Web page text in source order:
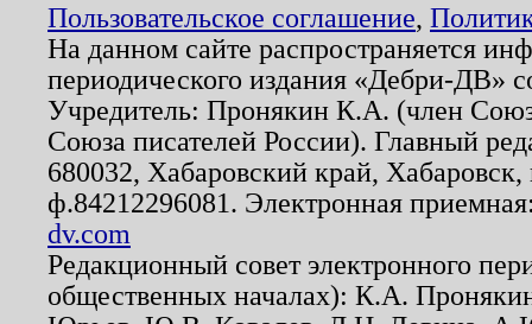
Пользовательское соглашение,
На данном сайте распространяется
периодического издания «Дебри-ДВ»
Учредитель: Пронякин К.А. (член
Союза писателей России). Главный
680032, Хабаровский край,
ф.84212296081. Электронная
dv.com
Редакционный совет электронного
общественных началах): К.А.